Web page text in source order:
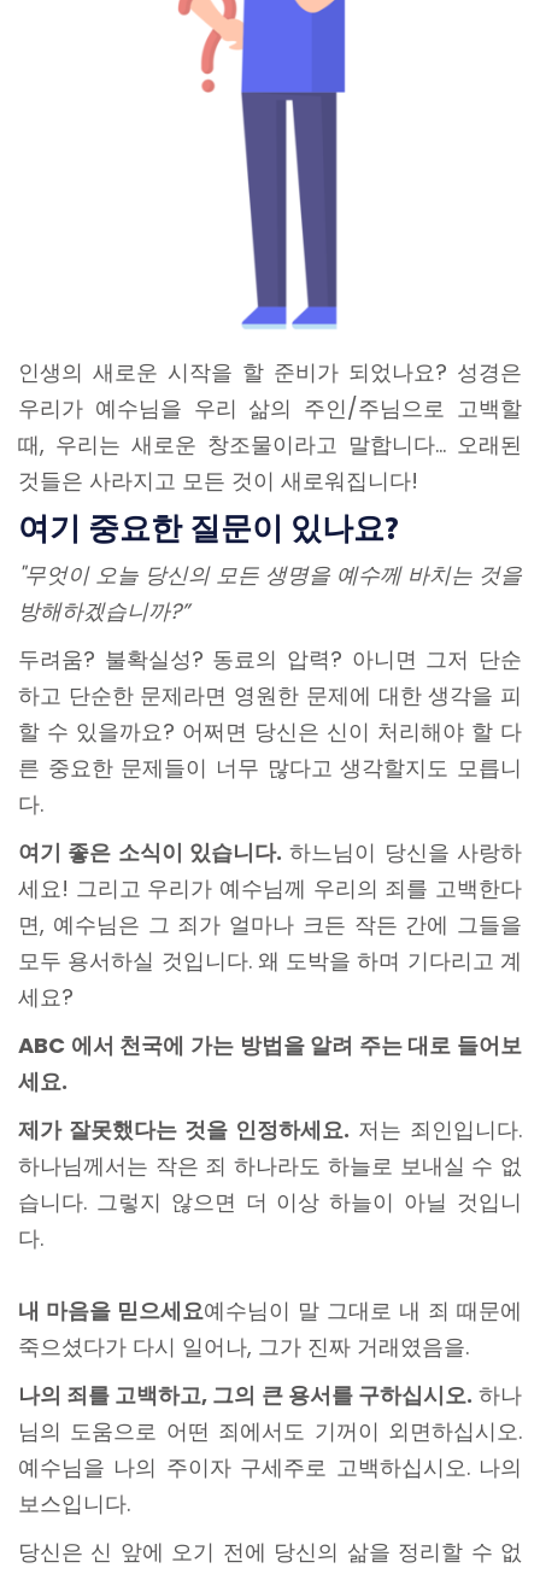
인생의 새로운 시작을 할 준비가 되었나요? 성경은
우리가 예수님을 우리 삶의 주인/주님으로 고백할
때, 우리는 새로운 창조물이라고 말합니다… 오래된
것들은 사라지고 모든 것이 새로워집니다!
여기 중요한 질문이 있나요?
"무엇이 오늘 당신의 모든 생명을 예수께 바치는 것을
방해하겠습니까?”
두려움? 불확실성? 동료의 압력? 아니면 그저 단순
하고 단순한 문제라면 영원한 문제에 대한 생각을 피
할 수 있을까요? 어쩌면 당신은 신이 처리해야 할 다
른 중요한 문제들이 너무 많다고 생각할지도 모릅니
다.
여기 좋은 소식이 있습니다. 하느님이 당신을 사랑하
세요! 그리고 우리가 예수님께 우리의 죄를 고백한다
면, 예수님은 그 죄가 얼마나 크든 작든 간에 그들을
모두 용서하실 것입니다. 왜 도박을 하며 기다리고 계
세요?
ABC 에서 천국에 가는 방법을 알려 주는 대로 들어보
세요.
제가 잘못했다는 것을 인정하세요. 저는 죄인입니다.
하나님께서는 작은 죄 하나라도 하늘로 보내실 수 없
습니다. 그렇지 않으면 더 이상 하늘이 아닐 것입니
다.
내 마음을 믿으세요예수님이 말 그대로 내 죄 때문에
죽으셨다가 다시 일어나, 그가 진짜 거래였음을.
나의 죄를 고백하고, 그의 큰 용서를 구하십시오. 하나
님의 도움으로 어떤 죄에서도 기꺼이 외면하십시오.
예수님을 나의 주이자 구세주로 고백하십시오. 나의
보스입니다.
당신은 신 앞에 오기 전에 당신의 삶을 정리할 수 없